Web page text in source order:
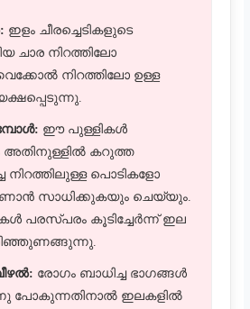
ഇളം ചീരച്ചെടികളുടെ
ചാര നിറത്തിലോ
നിറത്തിലോ ഉള്ള
ഈ പുള്ളികൾ
കറുത്ത
പൊടികളോ
കാണാൻ സാധിക്കുകയും ചെയ്യും.
പരസ്പരം കൂടിച്ചേർന്ന് ഇല
രോഗം ബാധിച്ച ഭാഗങ്ങൾ
പോകുന്നതിനാൽ ഇലകളിൽ